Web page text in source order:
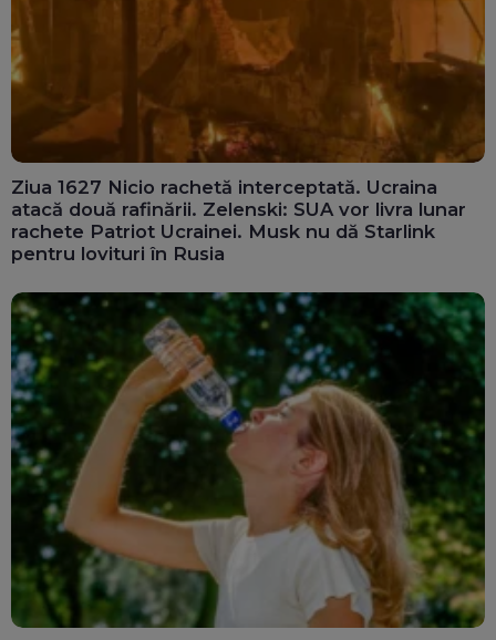
Ziua 1627 Nicio rachetă interceptată. Ucraina
atacă două rafinării. Zelenski: SUA vor livra lunar
rachete Patriot Ucrainei. Musk nu dă Starlink
pentru lovituri în Rusia